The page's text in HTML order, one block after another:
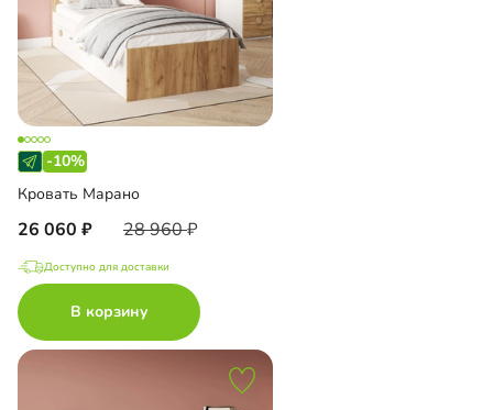
-10%
Кровать Марано
26 060 28 960
Доступно для доставки
В корзину